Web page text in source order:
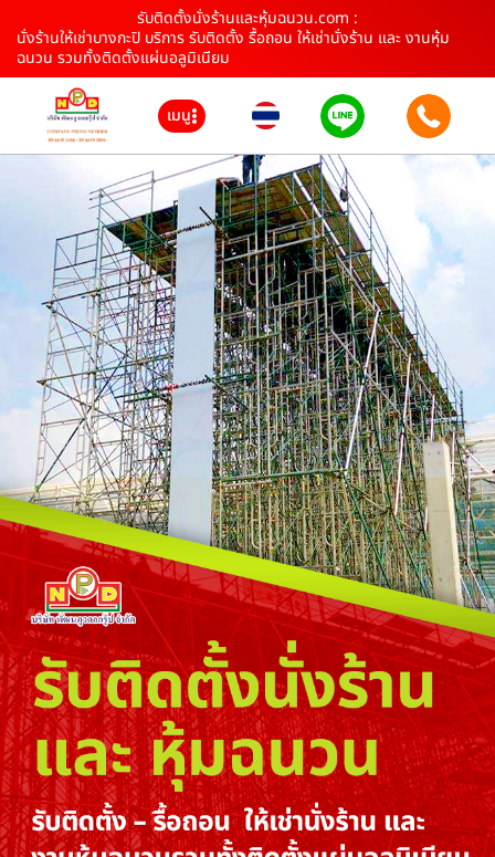
รับติดตั้งนั่งร้านและหุ้มฉนวน.com :
นั่งร้านให้เช่าบางกะปิ บริการ รับติดตั้ง รื้อถอน ให้เช่านั่งร้าน และ งานหุ้ม
ฉนวน รวมทั้งติดตั้งแผ่นอลูมิเนียม
เมนู